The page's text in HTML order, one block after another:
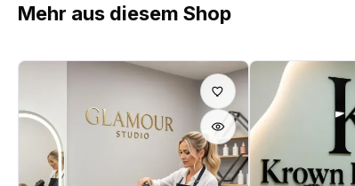
Mehr aus diesem Shop